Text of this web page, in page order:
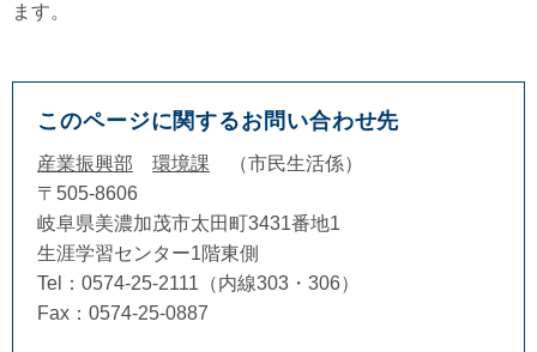
ます。
このページに関するお問い合わせ先
産業振興部 環境課
市民生活係
〒505-8606
岐阜県美濃加茂市太田町3431番地1
生涯学習センター1階東側
Tel：0574-25-2111（内線303・306）
Fax：0574-25-0887